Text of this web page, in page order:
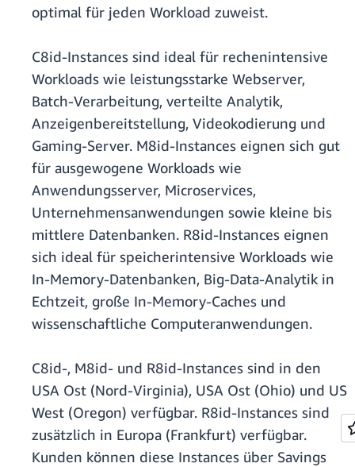
optimal für jeden Workload zuweist.
C8id-Instances sind ideal für rechenintensive
Workloads wie leistungsstarke Webserver,
Batch-Verarbeitung, verteilte Analytik,
Anzeigenbereitstellung, Videokodierung und
Gaming-Server. M8id-Instances eignen sich gut
für ausgewogene Workloads wie
Anwendungsserver, Microservices,
Unternehmensanwendungen sowie kleine bis
mittlere Datenbanken. R8id-Instances eignen
sich ideal für speicherintensive Workloads wie
In-Memory-Datenbanken, Big-Data-Analytik in
Echtzeit, große In-Memory-Caches und
wissenschaftliche Computeranwendungen.
C8id-, M8id- und R8id-Instances sind in den
USA Ost (Nord-Virginia), USA Ost (Ohio) und US
West (Oregon) verfügbar. R8id-Instances sind
zusätzlich in Europa (Frankfurt) verfügbar.
Kunden können diese Instances über Savings